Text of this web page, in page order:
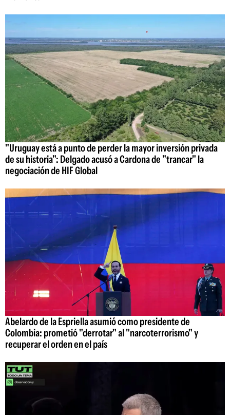
"Uruguay está a punto de perder la mayor inversión privada
de su historia": Delgado acusó a Cardona de "trancar" la
negociación de HIF Global
Abelardo de la Espriella asumió como presidente de
Colombia: prometió "derrotar" al "narcoterrorismo" y
recuperar el orden en el país